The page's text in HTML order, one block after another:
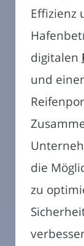
Effizienz
digitalen
und
die
zu